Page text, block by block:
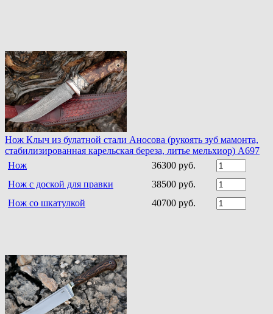
Нож Клыч из булатной стали Аносова (рукоять зуб мамонта,
стабилизированная карельская береза, литье мельхиор) A697
Нож
36300 руб.
Нож с доской для правки
38500 руб.
Нож со шкатулкой
40700 руб.